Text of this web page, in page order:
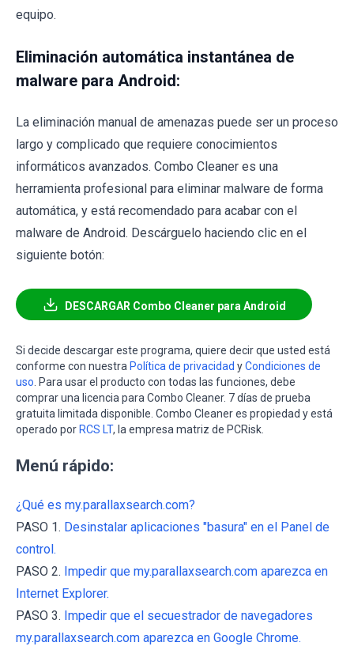
equipo.
Eliminación automática instantánea de
malware para Android:
La eliminación manual de amenazas puede ser un proceso
largo y complicado que requiere conocimientos
informáticos avanzados. Combo Cleaner es una
herramienta profesional para eliminar malware de forma
automática, y está recomendado para acabar con el
malware de Android. Descárguelo haciendo clic en el
siguiente botón:
DESCARGAR Combo Cleaner para Android
Si decide descargar este programa, quiere decir que usted está
conforme con nuestra Política de privacidad yCondiciones de
uso. Para usar el producto con todas las funciones, debe
comprar una licencia para Combo Cleaner. 7 días de prueba
gratuita limitada disponible. Combo Cleaner es propiedad y está
operado por RCS LT, la empresa matriz de PCRisk.
Menú rápido:
¿Qué es my.parallaxsearch.com?
PASO 1. Desinstalar aplicaciones "basura" en el Panel de
control.
PASO 2. Impedir que my.parallaxsearch.com aparezca en
Internet Explorer.
PASO 3. Impedir que el secuestrador de navegadores
my.parallaxsearch.com aparezca en Google Chrome.